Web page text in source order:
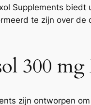
Supplements
te zijn over
300 mg
zijn ontworpen